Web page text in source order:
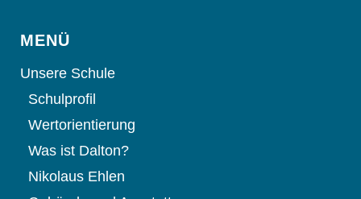
MENÜ
Unsere Schule
Schulprofil
Wertorientierung
Was ist Dalton?
Nikolaus Ehlen